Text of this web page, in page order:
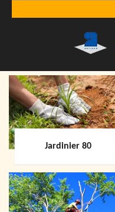
Jardinier 80